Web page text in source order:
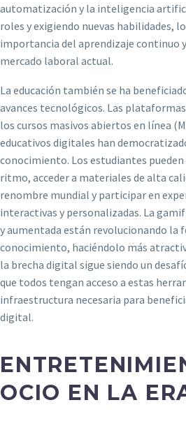
automatización y la inteligencia
roles y exigiendo nuevas habilidades,
importancia del aprendizaje continuo
mercado laboral actual.
La educación también se ha
avances tecnológicos. Las
los cursos masivos abiertos en línea
educativos digitales han
conocimiento. Los estudiantes
ritmo, acceder a materiales de alta
renombre mundial y participar en
interactivas y personalizadas. La
y aumentada están revolucionando la
conocimiento, haciéndolo más
la brecha digital sigue siendo un
que todos tengan acceso a estas
infraestructura necesaria para
digital.
OCIO EN LA